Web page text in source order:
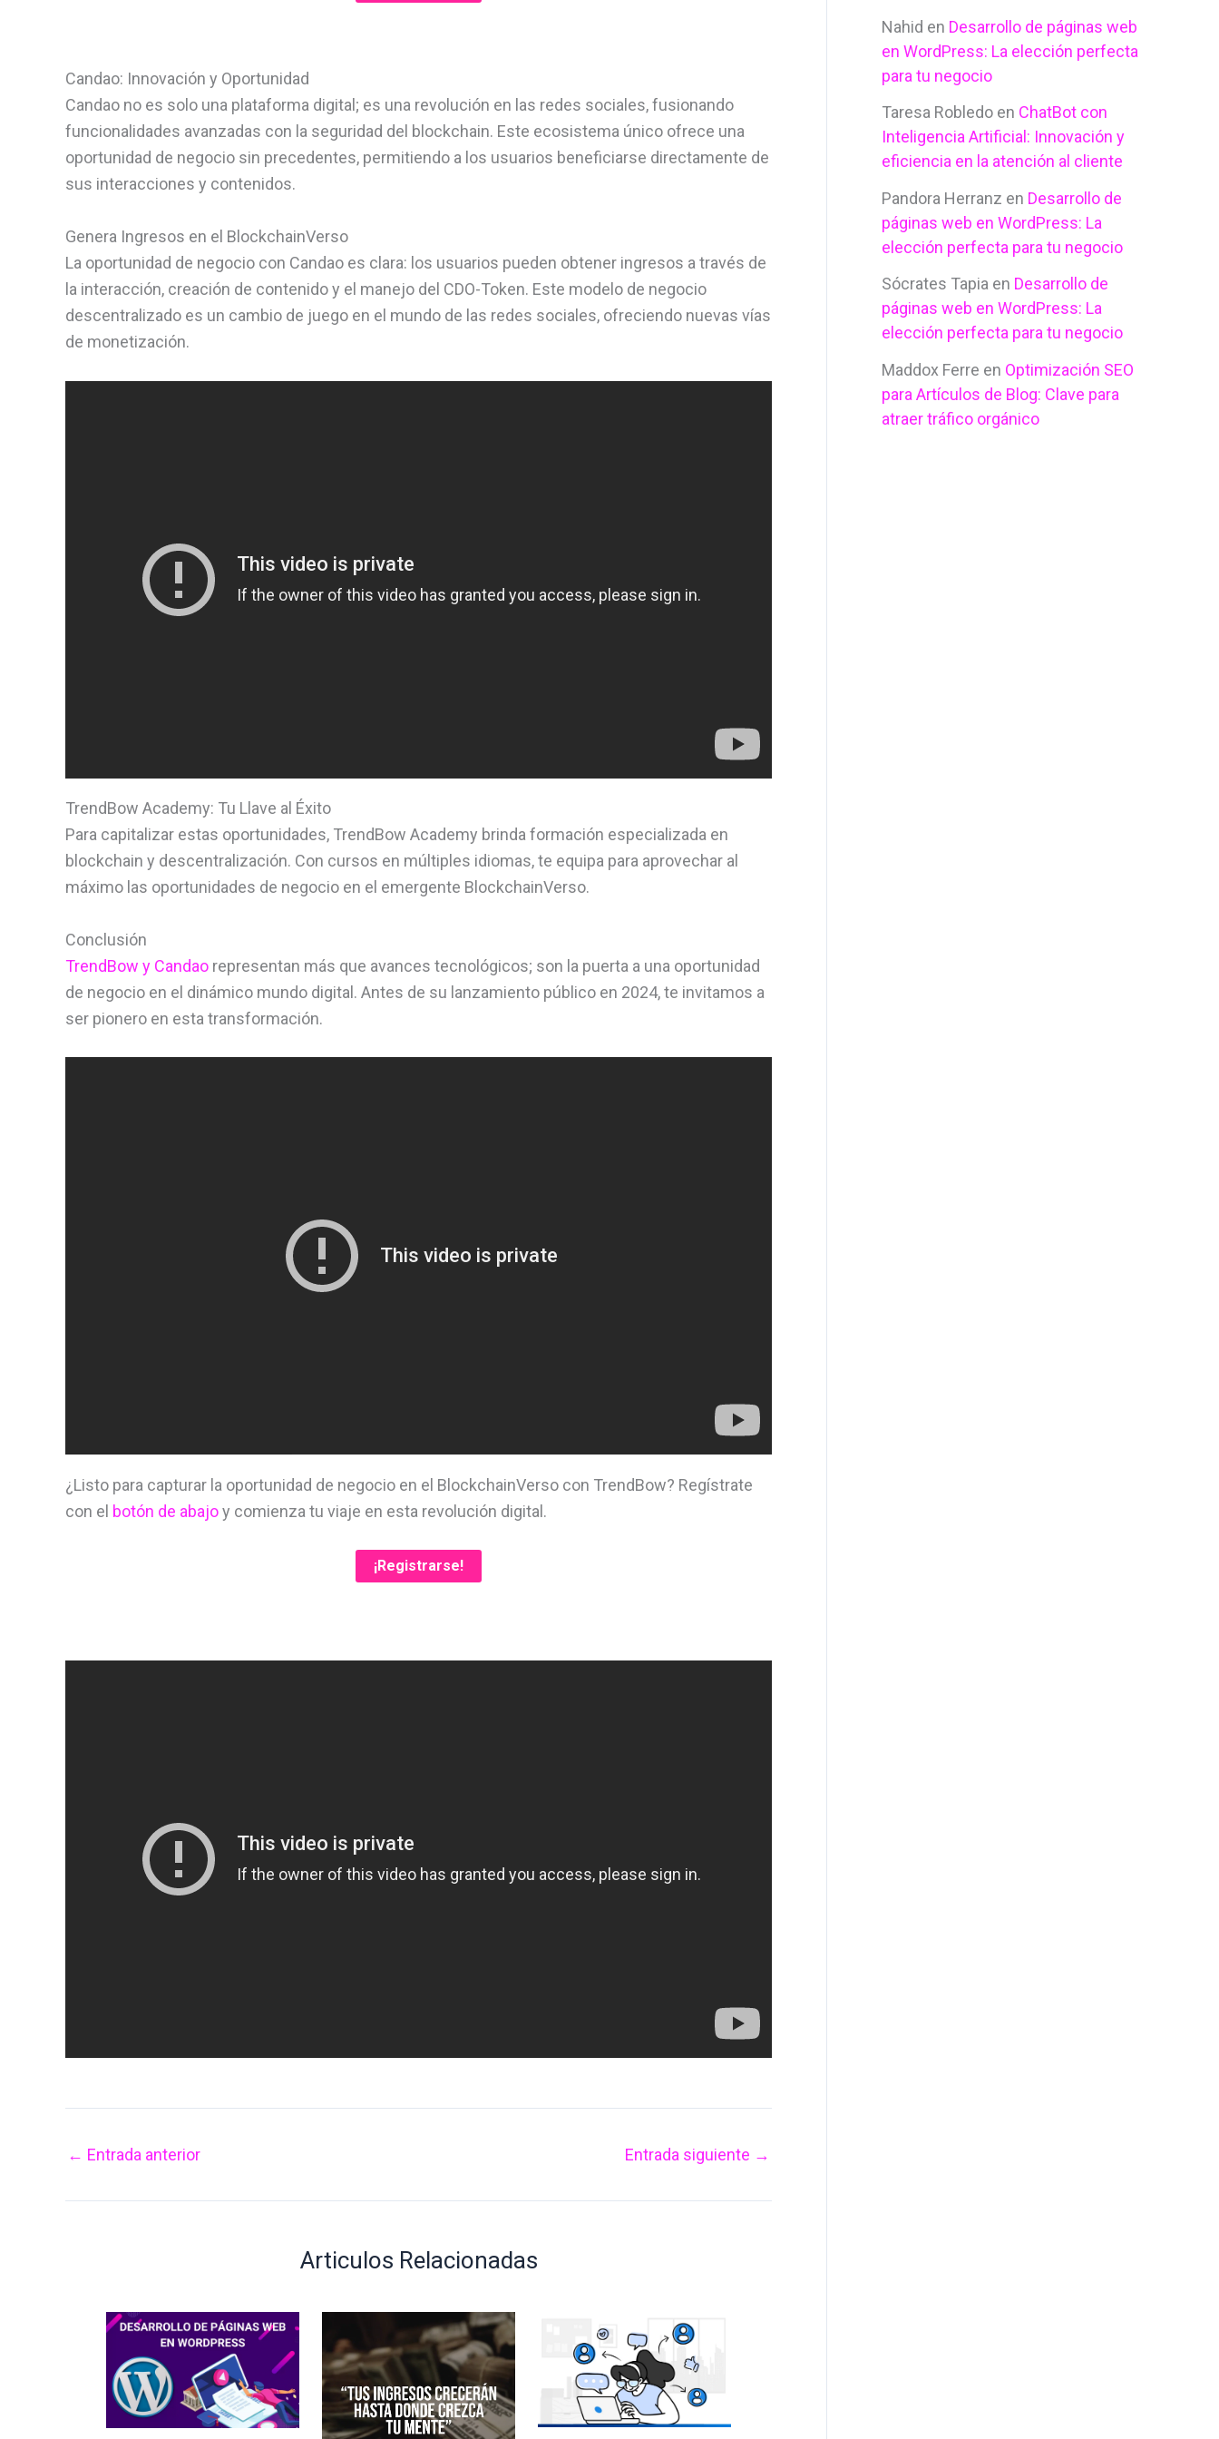
Candao: Innovación y Oportunidad
Candao no es solo una plataforma digital; es una revolución en las redes sociales, fusionando
funcionalidades avanzadas con la seguridad del blockchain. Este ecosistema único ofrece una
oportunidad de negocio sin precedentes, permitiendo a los usuarios beneficiarse directamente de
sus interacciones y contenidos.
Genera Ingresos en el BlockchainVerso
La oportunidad de negocio con Candao es clara: los usuarios pueden obtener ingresos a través de
la interacción, creación de contenido y el manejo del CDO-Token. Este modelo de negocio
descentralizado es un cambio de juego en el mundo de las redes sociales, ofreciendo nuevas vías
de monetización.
TrendBow Academy: Tu Llave al Éxito
Para capitalizar estas oportunidades, TrendBow Academy brinda formación especializada en
blockchain y descentralización. Con cursos en múltiples idiomas, te equipa para aprovechar al
máximo las oportunidades de negocio en el emergente BlockchainVerso.
Conclusión
TrendBow y Candao representan más que avances tecnológicos; son la puerta a una oportunidad
de negocio en el dinámico mundo digital. Antes de su lanzamiento público en 2024, te invitamos a
ser pionero en esta transformación.
¿Listo para capturar la oportunidad de negocio en el BlockchainVerso con TrendBow? Regístrate
con el botón de abajoy comienza tu viaje en esta revolución digital.
¡Registrarse!
← Entrada anterior Entrada siguiente →
Articulos Relacionadas
Nahid en Desarrollo de páginas web
en WordPress: La elección perfecta
para tu negocio
Taresa Robledo en ChatBot con
Inteligencia Artificial: Innovación y
eficiencia en la atención al cliente
Pandora Herranz en Desarrollo de
páginas web en WordPress: La
elección perfecta para tu negocio
Sócrates Tapia en Desarrollo de
páginas web en WordPress: La
elección perfecta para tu negocio
Maddox Ferre en Optimización SEO
para Artículos de Blog: Clave para
atraer tráfico orgánico